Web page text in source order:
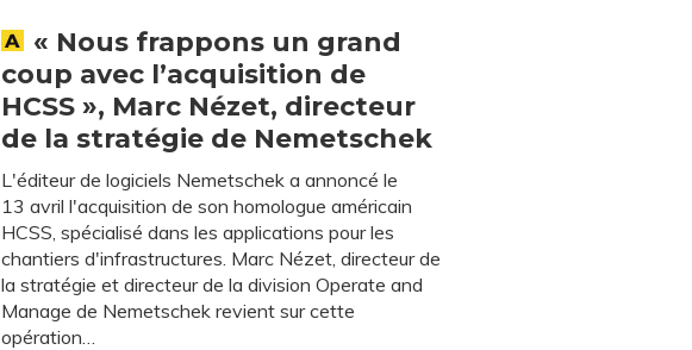
« Nous frappons un grand
coup avec l’acquisition de
HCSS », Marc Nézet, directeur
de la stratégie de Nemetschek
L'éditeur de logiciels Nemetschek a annoncé le
13 avril l'acquisition de son homologue américain
HCSS, spécialisé dans les applications pour les
chantiers d'infrastructures. Marc Nézet, directeur de
la stratégie et directeur de la division Operate and
Manage de Nemetschek revient sur cette
opération…